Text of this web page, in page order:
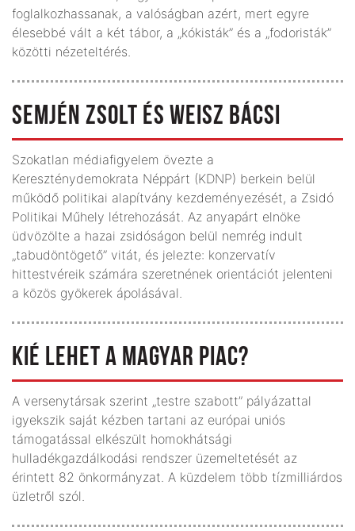
foglalkozhassanak, a valóságban azért, mert egyre
élesebbé vált a két tábor, a „kókisták” és a „fodoristák”
közötti nézeteltérés.
SEMJÉN ZSOLT ÉS WEISZ BÁCSI
Szokatlan médiafigyelem övezte a
Kereszténydemokrata Néppárt (KDNP) berkein belül
működő politikai alapítvány kezdeményezését, a Zsidó
Politikai Műhely létrehozását. Az anyapárt elnöke
üdvözölte a hazai zsidóságon belül nemrég indult
„tabudöntögető” vitát, és jelezte: konzervatív
hittestvéreik számára szeretnének orientációt jelenteni
a közös gyökerek ápolásával.
KIÉ LEHET A MAGYAR PIAC?
A versenytársak szerint „testre szabott” pályázattal
igyekszik saját kézben tartani az európai uniós
támogatással elkészült homokhátsági
hulladékgazdálkodási rendszer üzemeltetését az
érintett 82 önkormányzat. A küzdelem több tízmilliárdos
üzletről szól.